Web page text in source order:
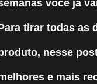
você já
tirar todas as
nesse
e mais